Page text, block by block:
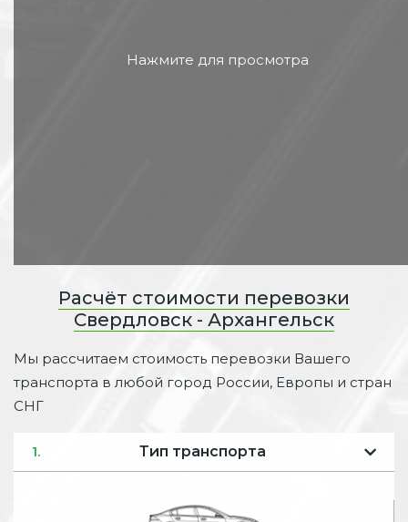
Расчёт стоимости перевозки
Свердловск - Архангельск
Мы рассчитаем стоимость перевозки Вашего
транспорта в любой город России, Европы и стран
СНГ
1. Тип транспорта